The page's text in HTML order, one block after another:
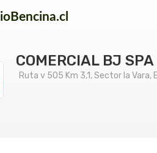
COMERCIAL BJ SPA
Ruta v 505 Km 3,1, Sector la Vara,